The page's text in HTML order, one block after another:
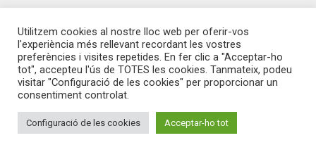
© Manuel Barrios | amb la col·laboració del MhiC | Disseny web espainomada.com
Accés d’usuaris/grups
Política de privadesa
Política de galetes
Utilitzem cookies al nostre lloc web per oferir-vos
l'experiència més rellevant recordant les vostres
preferències i visites repetides. En fer clic a "Acceptar-ho
tot", accepteu l'ús de TOTES les cookies. Tanmateix, podeu
visitar "Configuració de les cookies" per proporcionar un
consentiment controlat.
Configuració de les cookies Acceptar-ho tot